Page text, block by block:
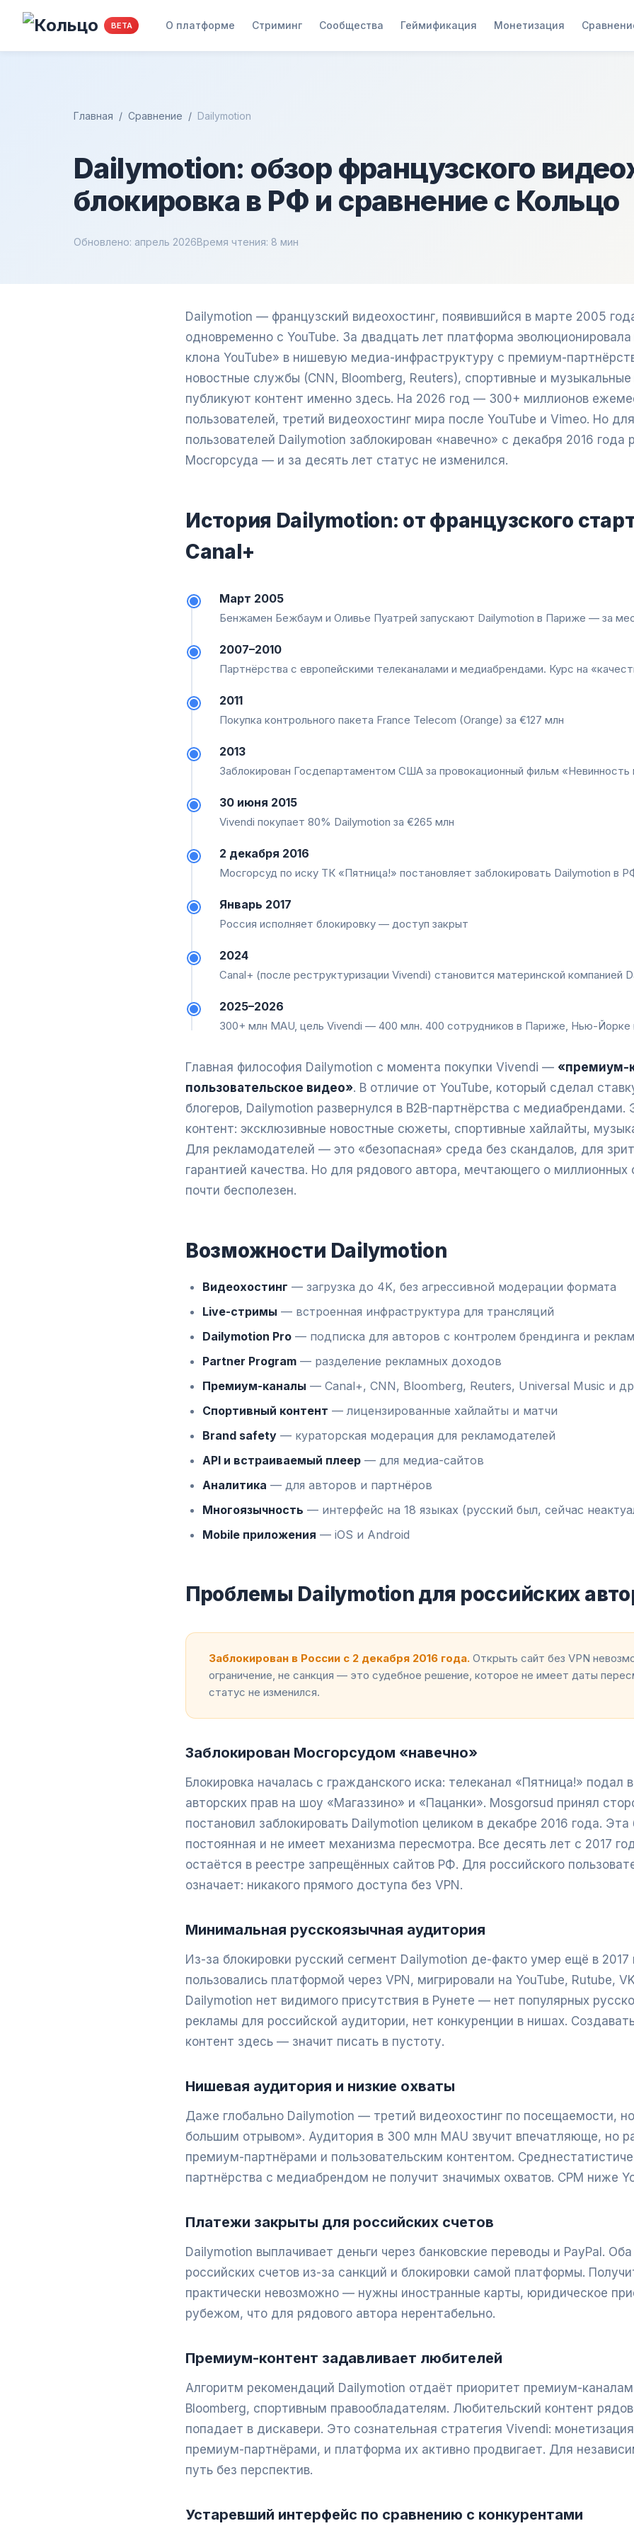
BETA О платформе Стриминг Сообщества Геймификация Монетизация
Главная / Сравнение / Dailymotion
Dailymotion: обзор французского
блокировка в РФ и сравнение с Кольцо
Обновлено: апрель 2026Время чтения: 8 мин
Dailymotion — французский видеохостинг, появившийся в марте 2005
одновременно с YouTube. За двадцать лет платформа эволюционировала
клона YouTube» в нишевую медиа-инфраструктуру с премиум-
новостные службы (CNN, Bloomberg, Reuters), спортивные и
публикуют контент именно здесь. На 2026 год — 300+ миллионов
пользователей, третий видеохостинг мира после YouTube и Vimeo. Но
пользователей Dailymotion заблокирован «навечно» с декабря 2016 года
Мосгорсуда — и за десять лет статус не изменился.
История Dailymotion: от французского
Canal+
Март 2005
Бенжамен Бежбаум и Оливье Пуатрей запускают Dailymotion в Париже — за
2007–2010
Партнёрства с европейскими телеканалами и медиабрендами. Курс на
2011
Покупка контрольного пакета France Telecom (Orange) за €127 млн
2013
Заблокирован Госдепартаментом США за провокационный фильм «Невинность
30 июня 2015
Vivendi покупает 80% Dailymotion за €265 млн
2 декабря 2016
Мосгорсуд по иску ТК «Пятница!» постановляет заблокировать Dailymotion в
Январь 2017
Россия исполняет блокировку — доступ закрыт
2024
Canal+ (после реструктуризации Vivendi) становится материнской компанией
2025–2026
300+ млн MAU, цель Vivendi — 400 млн. 400 сотрудников в Париже, Нью-Йорке
Главная философия Dailymotion с момента покупки Vivendi — «премиум-
пользовательское видео». В отличие от YouTube, который сделал
блогеров, Dailymotion развернулся в B2B-партнёрства с медиабрендами.
контент: эксклюзивные новостные сюжеты, спортивные хайлайты,
Для рекламодателей — это «безопасная» среда без скандалов, для
гарантией качества. Но для рядового автора, мечтающего о миллионных
почти бесполезен.
Возможности Dailymotion
Видеохостинг — загрузка до 4K, без агрессивной модерации формата
Live-стримы — встроенная инфраструктура для трансляций
Dailymotion Pro — подписка для авторов с контролем брендинга и
Partner Program — разделение рекламных доходов
Премиум-каналы — Canal+, CNN, Bloomberg, Reuters, Universal Music и
Спортивный контент — лицензированные хайлайты и матчи
Brand safety — кураторская модерация для рекламодателей
API и встраиваемый плеер — для медиа-сайтов
Аналитика — для авторов и партнёров
Многоязычность — интерфейс на 18 языках (русский был, сейчас
Mobile приложения — iOS и Android
Проблемы Dailymotion для российских
Заблокирован в России с 2 декабря 2016 года. Открыть сайт без VPN
ограничение, не санкция — это судебное решение, которое не имеет даты
статус не изменился.
Заблокирован Мосгорсудом «навечно»
Блокировка началась с гражданского иска: телеканал «Пятница!» подал
авторских прав на шоу «Магаззино» и «Пацанки». Mosgorsud принял
постановил заблокировать Dailymotion целиком в декабре 2016 года. Эта
постоянная и не имеет механизма пересмотра. Все десять лет с 2017
остаётся в реестре запрещённых сайтов РФ. Для российского
означает: никакого прямого доступа без VPN.
Минимальная русскоязычная аудитория
Из-за блокировки русский сегмент Dailymotion де-факто умер ещё в 2017
пользовались платформой через VPN, мигрировали на YouTube, Rutube,
Dailymotion нет видимого присутствия в Рунете — нет популярных
рекламы для российской аудитории, нет конкуренции в нишах.
контент здесь — значит писать в пустоту.
Нишевая аудитория и низкие охваты
Даже глобально Dailymotion — третий видеохостинг по посещаемости,
большим отрывом». Аудитория в 300 млн MAU звучит впечатляюще, но
премиум-партнёрами и пользовательским контентом.
партнёрства с медиабрендом не получит значимых охватов. CPM ниже
Платежи закрыты для российских счетов
Dailymotion выплачивает деньги через банковские переводы и PayPal.
российских счетов из-за санкций и блокировки самой платформы.
практически невозможно — нужны иностранные карты, юридическое
рубежом, что для рядового автора нерентабельно.
Премиум-контент задавливает любителей
Алгоритм рекомендаций Dailymotion отдаёт приоритет премиум-
Bloomberg, спортивным правообладателям. Любительский контент
попадает в дискавери. Это сознательная стратегия Vivendi:
премиум-партнёрами, и платформа их активно продвигает. Для
путь без перспектив.
Устаревший интерфейс по сравнению с конкурентами